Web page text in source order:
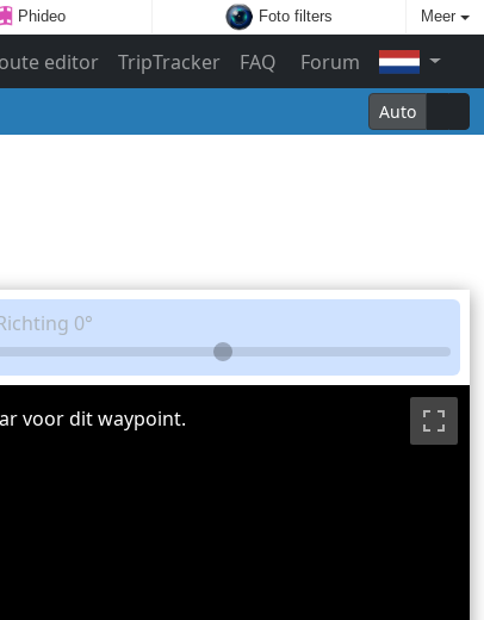
Phideo Foto filters Meer
editor TripTracker FAQ Forum
Auto
0°
voor dit waypoint.